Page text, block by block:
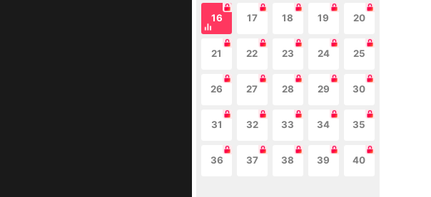
16 17 18 19 20
21 22 23 24 25
26 27 28 29 30
31 32 33 34 35
36 37 38 39 40